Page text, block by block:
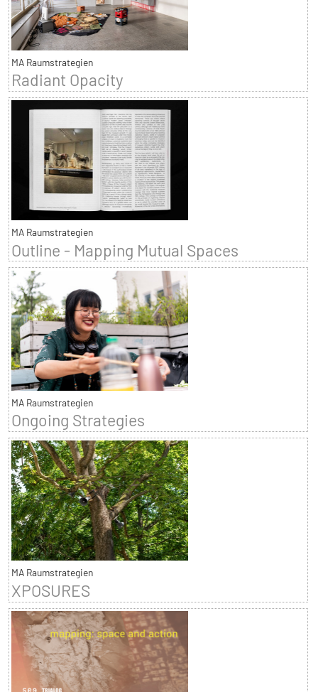
MA Raumstrategien
Radiant Opacity
MA Raumstrategien
Outline - Mapping Mutual Spaces
MA Raumstrategien
Ongoing Strategies
MA Raumstrategien
XPOSURES